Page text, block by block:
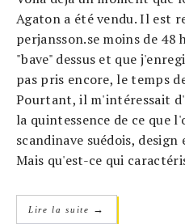
Agaton a été vendu. Il est
perjansson.se moins de 48
"bave" dessus et que
pas pris encore, le temps
Pourtant, il m'intéressait
la quintessence de ce que
scandinave suédois,
Mais qu'est-ce qui
Lire la suite →